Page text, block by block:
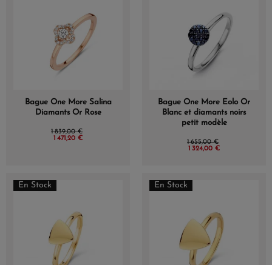
Bague One More Salina
Diamants Or Rose
1 839,00 €
1 471,20 €
Bague One More Eolo Or
Blanc et diamants noirs
petit modèle
1 655,00 €
1 324,00 €
En Stock En Stock